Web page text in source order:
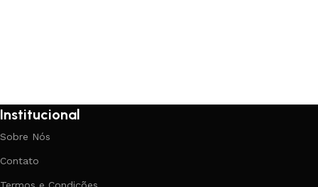
Institucional
Sobre Nós
Contato
Termos e Condições